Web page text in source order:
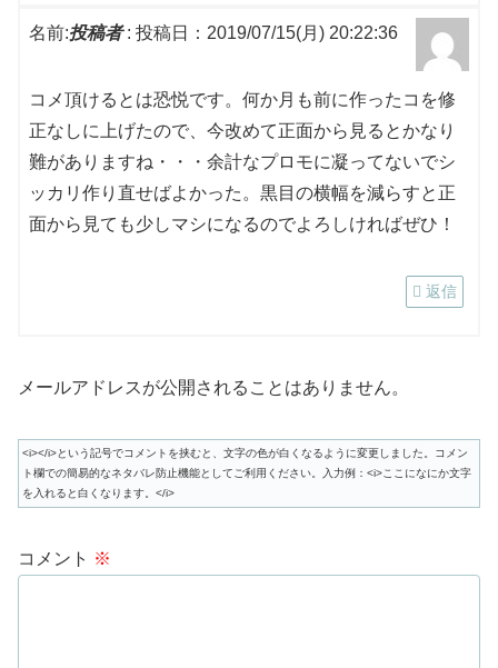
名前:投稿者: 投稿日：2019/07/15(月) 20:22:36
コメ頂けるとは恐悦です。何か月も前に作ったコを修
正なしに上げたので、今改めて正面から見るとかなり
難がありますね・・・余計なプロモに凝ってないでシ
ッカリ作り直せばよかった。黒目の横幅を減らすと正
面から見ても少しマシになるのでよろしければぜひ！
返信
メールアドレスが公開されることはありません。
<i></i>という記号でコメントを挟むと、文字の色が白くなるように変更しました。コメン
ト欄での簡易的なネタバレ防止機能としてご利用ください。入力例：<i>ここになにか文字
を入れると白くなります。</i>
コメント ※